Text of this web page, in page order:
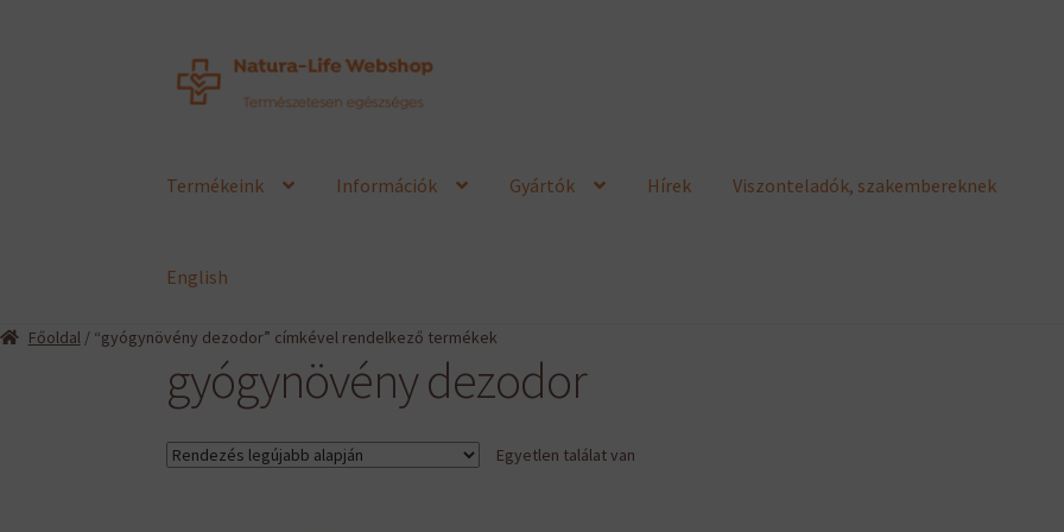
Ugrás
Kilépés
Termékeink Információk Gyártók Hírek Viszonteladók, szakembereknek
English
Főoldal/ “gyógynövény dezodor” címkével rendelkező termékek
gyógynövény dezodor
Egyetlen találat van